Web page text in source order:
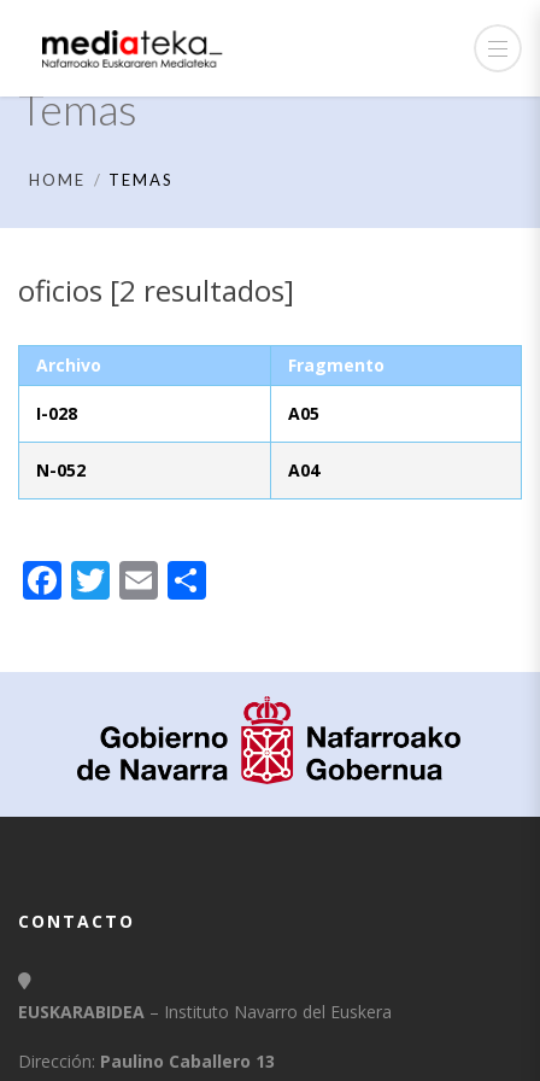
Temas
HOME TEMAS
oficios [2 resultados]
Archivo Fragmento
I-028 A05
N-052 A04
Facebook
Twitter
Email
CONTACTO
EUSKARABIDEA – Instituto Navarro del Euskera
Dirección: Paulino Caballero 13